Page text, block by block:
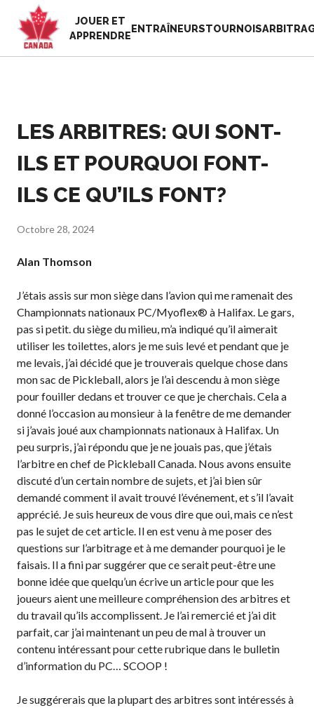
EN
FR
chose?
Histoire de Pickleball
Canada
organisationnels
Associations
pickleball
Conseil
d’administration
Assemblées
générales annuelles
Le Conseil consultatif
national de Pickleball
Règlements et
Journée nationale du
Pickleball
PC Scoop
Contact
Championnats
Nationaux
Règles de base
Pickleball récréatif
Accueil
reconnaissance
2025
Nouvelles
JOUER ET
APPRENDRE
ENTRAÎNEURSTOURNOIS
LES ARBITRES: QUI SONT-
ILS ET POURQUOI FONT-
ILS CE QU’ILS FONT?
Octobre 28, 2024
Alan Thomson
J’étais assis sur mon siège dans l’avion qui me ramenait des
Championnats nationaux PC/Myoflex® à Halifax. Le gars,
pas si petit. du siège du milieu, m’a indiqué qu’il aimerait
utiliser les toilettes, alors je me suis levé et pendant que je
me levais, j’ai décidé que je trouverais quelque chose dans
mon sac de Pickleball, alors je l’ai descendu à mon siège
pour fouiller dedans et trouver ce que je cherchais. Cela a
donné l’occasion au monsieur à la fenêtre de me demander
si j’avais joué aux championnats nationaux à Halifax. Un
peu surpris, j’ai répondu que je ne jouais pas, que j’étais
l’arbitre en chef de Pickleball Canada. Nous avons ensuite
discuté d’un certain nombre de sujets, et j’ai bien sûr
demandé comment il avait trouvé l’événement, et s’il l’avait
apprécié. Je suis heureux de vous dire que oui, mais ce n’est
pas le sujet de cet article. Il en est venu à me poser des
questions sur l’arbitrage et à me demander pourquoi je le
faisais. Il a fini par suggérer que ce serait peut-être une
bonne idée que quelqu’un écrive un article pour que les
joueurs aient une meilleure compréhension des arbitres et
du travail qu’ils accomplissent. Je l’ai remercié et j’ai dit
parfait, car j’ai maintenant un peu de mal à trouver un
contenu intéressant pour cette rubrique dans le bulletin
d’information du PC… SCOOP !
Je suggérerais que la plupart des arbitres sont intéressés à